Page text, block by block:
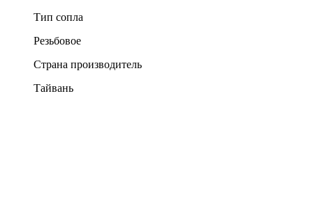
Тип сопла
Резьбовое
Страна производитель
Тайвань